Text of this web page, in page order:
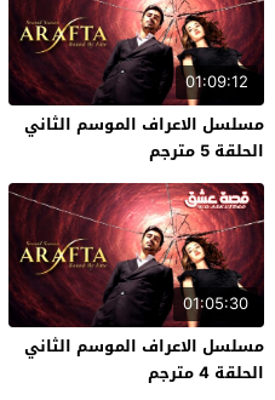
01:09:12
مسلسل الاعراف الموسم الثاني
الحلقة 5 مترجم
01:05:30
مسلسل الاعراف الموسم الثاني
الحلقة 4 مترجم